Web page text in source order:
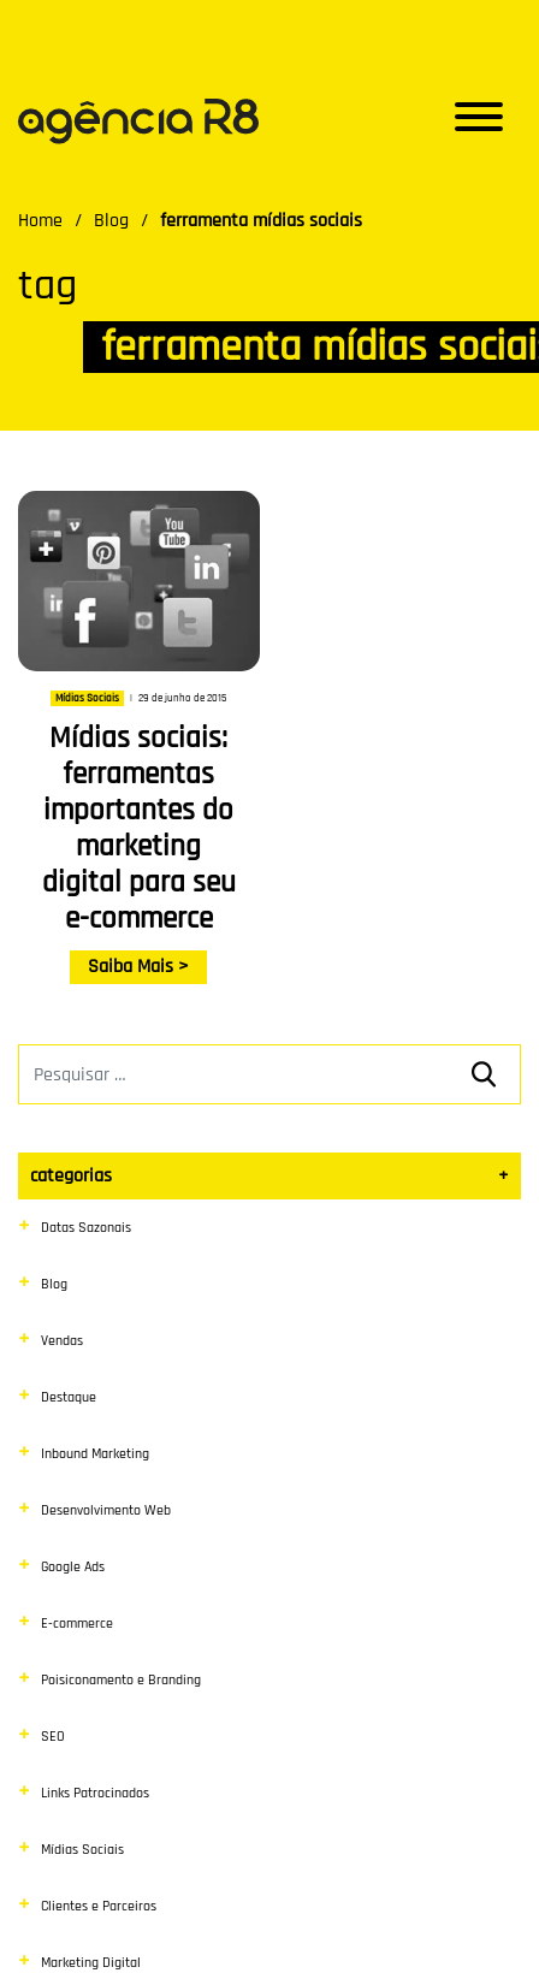
Home / Blog / ferramenta mídias sociais
tag
ferramenta mídias
Mídias Sociais | 29 de junho de 2015
Mídias sociais:
ferramentas
importantes do
marketing
digital para seu
e-commerce
Saiba Mais >
categorias +
Datas Sazonais
Blog
Vendas
Destaque
Inbound Marketing
Desenvolvimento Web
Google Ads
E-commerce
Poisiconamento e Branding
SEO
Links Patrocinados
Mídias Sociais
Clientes e Parceiros
Marketing Digital